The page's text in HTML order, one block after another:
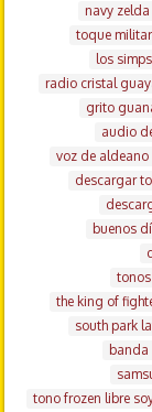
navy zelda
toque
los
radio cristal
grito
audio
voz de aldeano
descargar
buenos
the king of
south park
banda
tono frozen libre